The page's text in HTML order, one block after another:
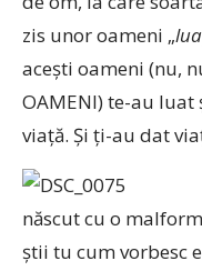
zis unor oameni „
aceşti oameni (nu,
OAMENI) te-au
viaţă. Şi ţi-au dat
născut cu o
ştii tu cum vorbesc